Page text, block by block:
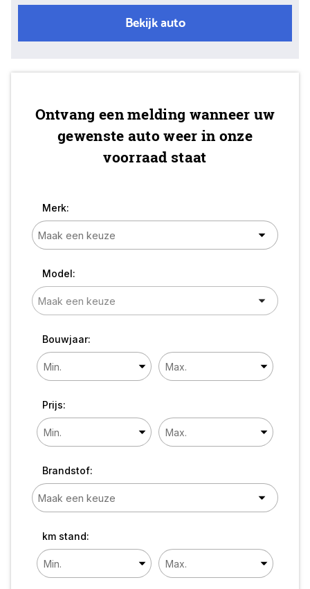
Bekijk auto
Ontvang een melding wanneer uw
gewenste auto weer in onze
voorraad staat
Merk:
Model:
Bouwjaar:
Prijs:
Brandstof:
km stand: